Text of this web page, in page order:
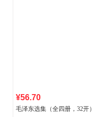
¥56.70
毛泽东选集（全四册，32开）